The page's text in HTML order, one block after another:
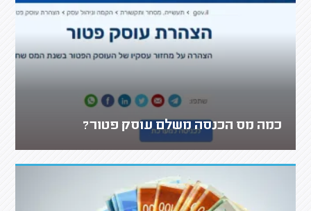
כמה מס הכנסה משלם עוסק פטור?